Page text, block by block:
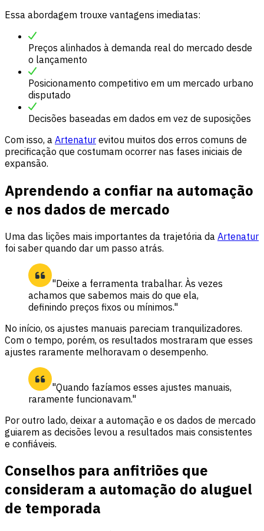
Essa abordagem trouxe vantagens imediatas:
Preços alinhados à demanda real do mercado desde
o lançamento
Posicionamento competitivo em um mercado urbano
disputado
Decisões baseadas em dados em vez de suposições
Com isso, a Artenatur evitou muitos dos erros comuns de
precificação que costumam ocorrer nas fases iniciais de
expansão.
Aprendendo a confiar na automação
e nos dados de mercado
Uma das lições mais importantes da trajetória da Artenatur
foi saber quando dar um passo atrás.
"Deixe a ferramenta trabalhar. Às vezes
achamos que sabemos mais do que ela,
definindo preços fixos ou mínimos."
No início, os ajustes manuais pareciam tranquilizadores.
Com o tempo, porém, os resultados mostraram que esses
ajustes raramente melhoravam o desempenho.
"Quando fazíamos esses ajustes manuais,
raramente funcionavam."
Por outro lado, deixar a automação e os dados de mercado
guiarem as decisões levou a resultados mais consistentes
e confiáveis.
Conselhos para anfitriões que
consideram a automação do aluguel
de temporada